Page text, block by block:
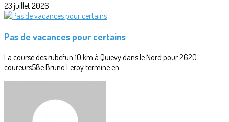
23 juillet 2026
Pas de vacances pour certains
La course des rubefun 10 km à Quievy dans le Nord pour 2620
coureurs58e Bruno Leroy termine en...